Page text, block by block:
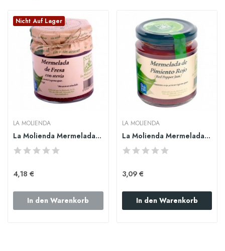
Nicht Auf Lager
LA MOLIENDA
La Molienda Mermelada de fresa (Sin azúcar) 275gr
4,18 €
In den Warenkorb
LA MOLIENDA
La Molienda Mermelada de pimiento rojo 275gr
3,09 €
In den Warenkorb